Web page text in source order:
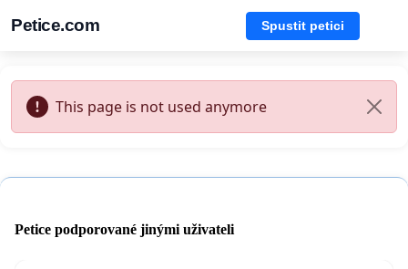
Petice.com Spustit petici
This page is not used anymore
Petice podporované jinými uživateli